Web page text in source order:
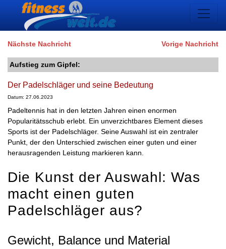
Nächste Nachricht Vorige Nachricht
Aufstieg zum Gipfel:
Der Padelschläger und seine Bedeutung
Datum: 27.06.2023
Padeltennis hat in den letzten Jahren einen enormen
Popularitätsschub erlebt. Ein unverzichtbares Element dieses
Sports ist der Padelschläger. Seine Auswahl ist ein zentraler
Punkt, der den Unterschied zwischen einer guten und einer
herausragenden Leistung markieren kann.
Die Kunst der Auswahl: Was
macht einen guten
Padelschläger aus?
Gewicht, Balance und Material